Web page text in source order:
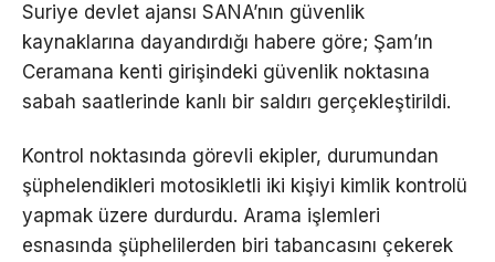
Suriye devlet ajansı SANA’nın güvenlik
kaynaklarına dayandırdığı habere göre; Şam’ın
Ceramana kenti girişindeki güvenlik noktasına
sabah saatlerinde kanlı bir saldırı gerçekleştirildi.
Kontrol noktasında görevli ekipler, durumundan
şüphelendikleri motosikletli iki kişiyi kimlik kontrolü
yapmak üzere durdurdu. Arama işlemleri
esnasında şüphelilerden biri tabancasını çekerek